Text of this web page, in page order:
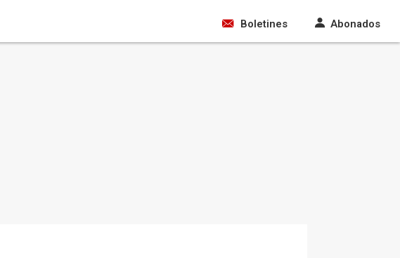
Boletines Abonados